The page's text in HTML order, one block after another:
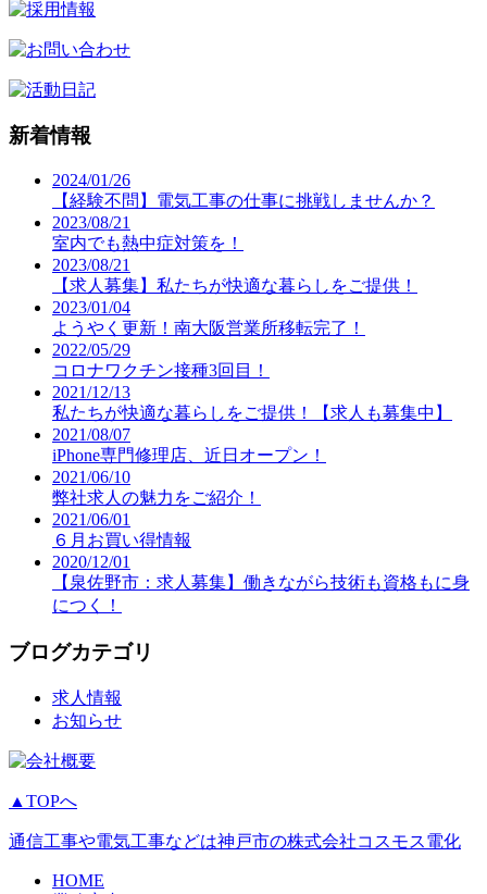
新着情報
2024/01/26
【経験不問】電気工事の仕事に挑戦しませんか？
2023/08/21
室内でも熱中症対策を！
2023/08/21
【求人募集】私たちが快適な暮らしをご提供！
2023/01/04
ようやく更新！南大阪営業所移転完了！
2022/05/29
コロナワクチン接種3回目！
2021/12/13
私たちが快適な暮らしをご提供！【求人も募集中】
2021/08/07
iPhone専門修理店、近日オープン！
2021/06/10
弊社求人の魅力をご紹介！
2021/06/01
６月お買い得情報
2020/12/01
【泉佐野市：求人募集】働きながら技術も資格もに身
につく！
ブログカテゴリ
求人情報
お知らせ
▲TOPへ
通信工事や電気工事などは神戸市の株式会社コスモス電化
HOME